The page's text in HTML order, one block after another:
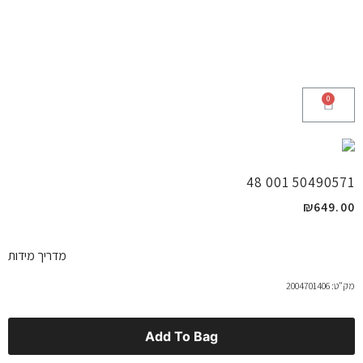
50490571 001 48
₪649.00
מדריך מידות
מק"ט: 2004701406
Add To Bag